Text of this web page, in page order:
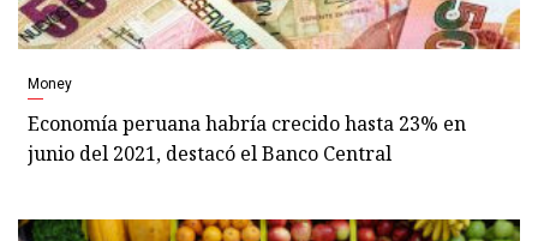
Money
Economía peruana habría crecido hasta 23% en
junio del 2021, destacó el Banco Central